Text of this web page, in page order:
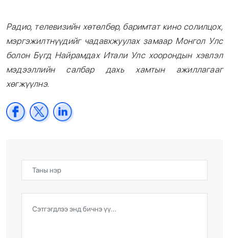
Радио, телевизийн хөтөлбөр, баримтат кино солилцох,
мэргэжилтнүүдийг чадавхжуулах замаар Монгол Улс
болон Бүгд Найрамдах Итали Улс хоорондын хэвлэл
мэдээллийн салбар дахь хамтын ажиллагааг
хөгжүүлнэ.